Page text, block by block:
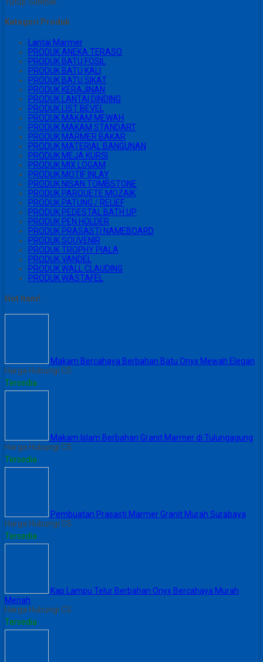
Kategori Produk
Lantai Marmer
PRODUK ANEKA TERASO
PRODUK BATU FOSIL
PRODUK BATU KALI
PRODUK BATU SIKAT
PRODUK KERAJINAN
PRODUK LANTAI DINDING
PRODUK LIST BEVEL
PRODUK MAKAM MEWAH
PRODUK MAKAM STANDART
PRODUK MARMER BAKAR
PRODUK MATERIAL BANGUNAN
PRODUK MEJA KURSI
PRODUK MIX LOGAM
PRODUK MOTIF INLAY
PRODUK NISAN TOMBSTONE
PRODUK PARQUETE MOZAIK
PRODUK PATUNG / RELIEF
PRODUK PEDESTAL BATH UP
PRODUK PEN HOLDER
PRODUK PRASASTI NAMEBOARD
PRODUK SOUVENIR
PRODUK TROPHY PIALA
PRODUK VANDEL
PRODUK WALL CLAUDING
PRODUK WASTAFEL
Hot Item!
Makam Bercahaya Berbahan Batu Onyx Mewah Elegan
Harga Hubungi CS
Tersedia
Makam Islam Berbahan Granit Marmer di Tulungagung
Harga Hubungi CS
Tersedia
Pembuatan Prasasti Marmer Granit Murah Surabaya
Harga Hubungi CS
Tersedia
Kap Lampu Telur Berbahan Onyx Bercahaya Murah
Meriah
Harga Hubungi CS
Tersedia